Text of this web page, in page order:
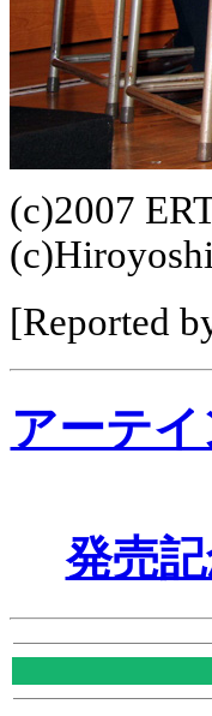
(c)2007
[Reported
アーテ
発売